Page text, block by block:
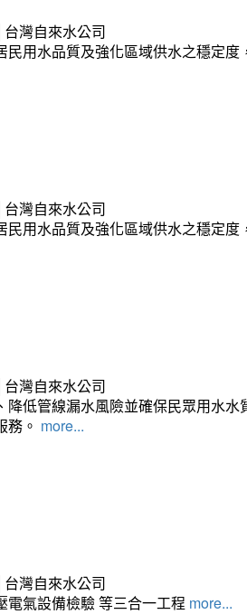
灣自來水公司
民用水品質及強化區域供水之穩定
灣自來水公司
民用水品質及強化區域供水之穩定
灣自來水公司
降低管線漏水風險並確保民眾用水
務。 more...
灣自來水公司
電氣設備檢驗 等三合一工程 more...